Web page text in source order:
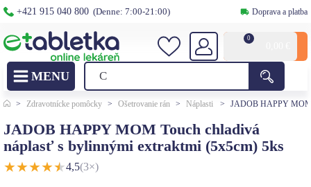
+421 915 040 800 (Denne: 7:00-21:00) Doprava a platba
0
> Zdravotnícke pomôcky > Ošetrovanie rán > Náplasti > JADOB HAPPY MOM
JADOB HAPPY MOM Touch chladivá
náplasť s bylinnými extraktmi (5x5cm) 5ks
★★★★★4,5(3×)